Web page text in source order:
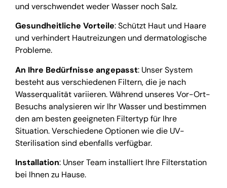
und verschwendet weder Wasser noch Salz.
Gesundheitliche Vorteile: Schützt Haut und Haare
und verhindert Hautreizungen und dermatologische
Probleme.
An Ihre Bedürfnisse angepasst: Unser System
besteht aus verschiedenen Filtern, die je nach
Wasserqualität variieren. Während unseres Vor-Ort-
Besuchs analysieren wir Ihr Wasser und bestimmen
den am besten geeigneten Filtertyp für Ihre
Situation. Verschiedene Optionen wie die UV-
Sterilisation sind ebenfalls verfügbar.
Installation: Unser Team installiert Ihre Filterstation
bei Ihnen zu Hause.